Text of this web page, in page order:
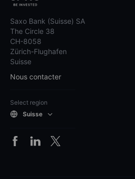
Saxo Bank (Suisse) SA
The Circle 38
CH-8058
Zürich-Flughafen
Suisse
Nous contacter
Select region
Suisse